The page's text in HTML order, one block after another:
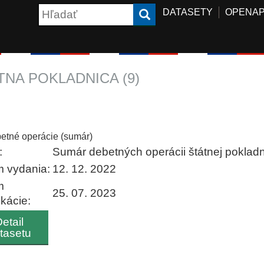
DATASETY
POKLADNICA (9)
operácie (sumár)
Sumár debetných operácii štátnej
vydania: 12. 12. 2022
25. 07. 2023